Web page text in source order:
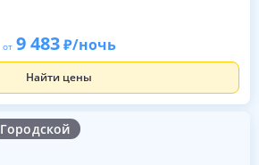
от 9 483 /ночь
Найти цены
Городской